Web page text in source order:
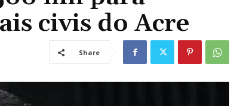
civis do Acre
Share